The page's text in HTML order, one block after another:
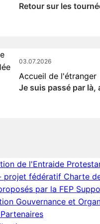
Retour sur les
03.07.2026
Accueil de l'étranger
Je suis passé par là,
de l'Entraide
projet fédératif Charte
par la FEP
Gouvernance et
Partenaires